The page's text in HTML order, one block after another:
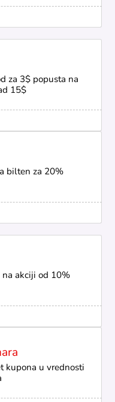
za 3$ popusta na
15$
bilten za 20%
na akciji od 10%
kupona u vrednosti